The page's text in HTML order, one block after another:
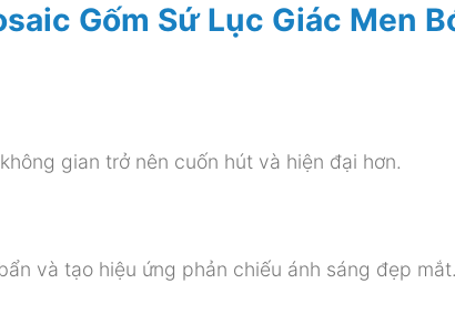
Gốm Sứ Lục Giác Men
gian trở nên cuốn hút và hiện đại hơn.
và tạo hiệu ứng phản chiếu ánh sáng đẹp mắt.